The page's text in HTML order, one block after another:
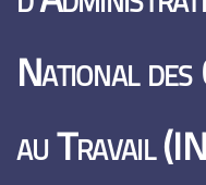
National
au Travail